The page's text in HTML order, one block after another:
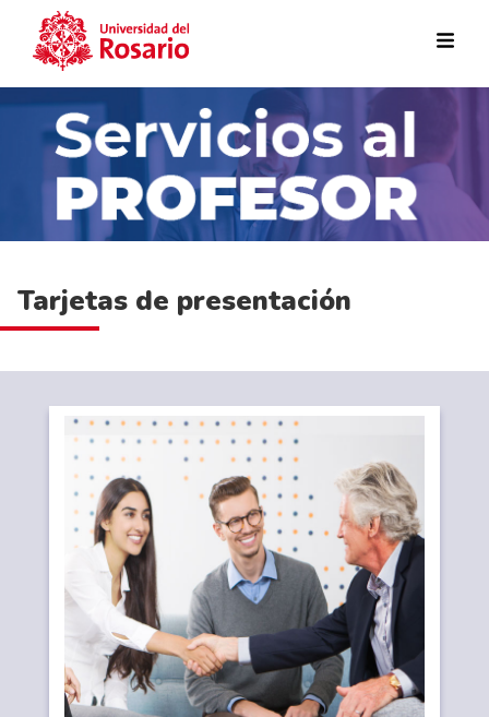
Pasar al contenido principal
Tarjetas de presentación